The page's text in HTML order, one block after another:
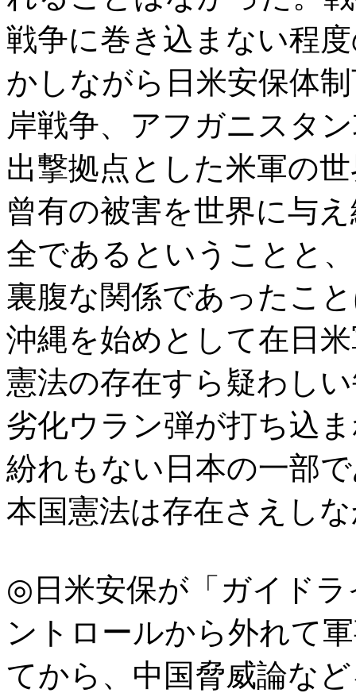
戦争に巻き込まない程
かしながら日米安保体
岸戦争、アフガニスタ
出撃拠点とした米軍の
曾有の被害を世界に与
全であるということと
裏腹な関係であったこ
沖縄を始めとして在日
憲法の存在すら疑わし
劣化ウラン弾が打ち込
紛れもない日本の一部
本国憲法は存在さえし
◎日米安保が「ガイド
ントロールから外れて
てから、中国脅威論な